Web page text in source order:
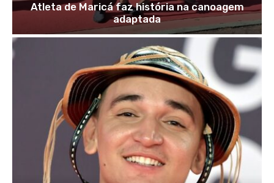
Atleta de Maricá faz história na canoagem
adaptada